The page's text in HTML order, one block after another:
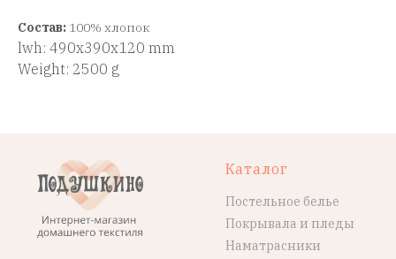
Состав: 100% хлопок
lwh: 490x390x120 mm
Weight: 2500 g
Каталог
Постельное белье
Покрывала и пледы
Наматрасники